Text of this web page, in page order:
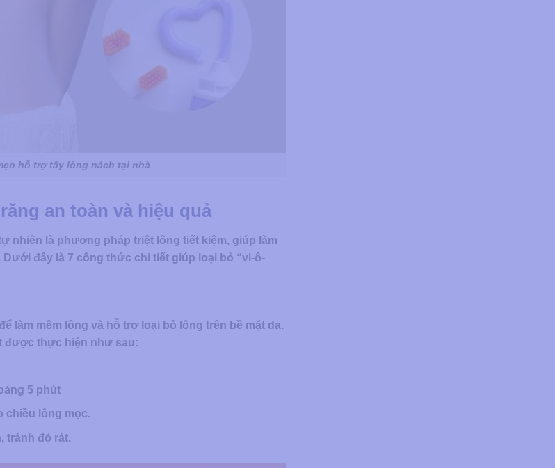
hỗ trợ tẩy lông nách tại nhà
an toàn và hiệu quả
nhiên là phương pháp triệt lông tiết kiệm, giúp làm
đây là 7 công thức chi tiết giúp loại bỏ “vi-ô-
làm mềm lông và hỗ trợ loại bỏ lông trên bề mặt da.
được thực hiện như sau:
5 phút
chiều lông mọc.
tránh đỏ rát.